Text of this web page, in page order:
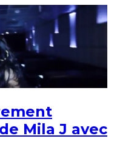
Mila J avec